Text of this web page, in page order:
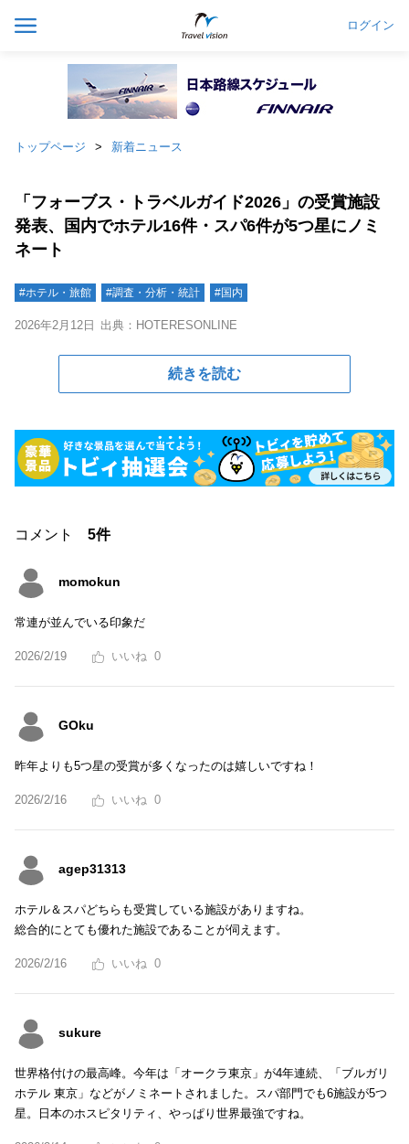
ログイン
トップページ 新着ニュース
「フォーブス・トラベルガイド2026」の受賞施設
発表、国内でホテル16件・スパ6件が5つ星にノミ
ネート
#ホテル・旅館 #調査・分析・統計 #国内
2026年2月12日 出典：HOTERESONLINE
続きを読む
コメント 5件
momokun
常連が並んでいる印象だ
2026/2/19 0
GOku
昨年よりも5つ星の受賞が多くなったのは嬉しいですね！
2026/2/16 0
agep31313
ホテル＆スパどちらも受賞している施設がありますね。
総合的にとても優れた施設であることが伺えます。
2026/2/16 0
sukure
世界格付けの最高峰。今年は「オークラ東京」が4年連続、「ブルガリ
ホテル 東京」などがノミネートされました。スパ部門でも6施設が5つ
星。日本のホスピタリティ、やっぱり世界最強ですね。